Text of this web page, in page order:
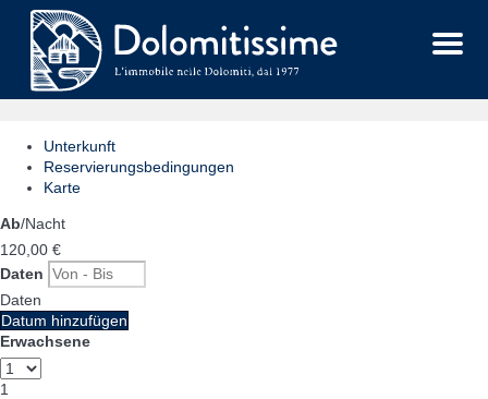
Menu
Unterkunft
Reservierungsbedingungen
Karte
Ab/Nacht
120, 00 €
Daten
Daten
Datum hinzufügen
Erwachsene
1